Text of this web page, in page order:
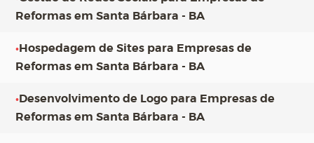
Reformas em Santa Bárbara - BA
•Hospedagem de Sites para Empresas de
Reformas em Santa Bárbara - BA
•Desenvolvimento de Logo para Empresas de
Reformas em Santa Bárbara - BA